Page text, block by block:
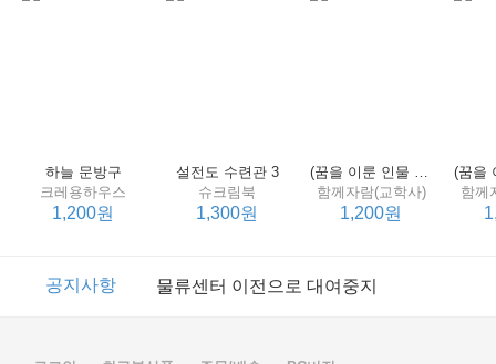
하늘 문방구
크레용하우스
1,200원
설전도 수련관 3
슈크림북
1,300원
(꿈을 이룬 인물 탐구 2) 제인 구달
함께자람(교학사)
1,200원
함께
이벤트 2017년 리브피아 여름방학 참고서 이벤트
공지사항 물류센터 이전으로 대여중지